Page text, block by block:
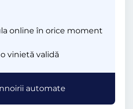
online în orice moment
vinietă validă
automate